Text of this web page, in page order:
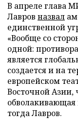
В апреле глава
Лавров назвал
единственной
«Вообще со
одной:
является
создается и на
европейском
Восточной Азии,
обволакивающая
тогда Лавров.